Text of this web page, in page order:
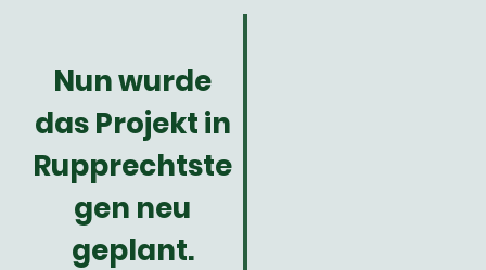
Nun wurde
das Projekt in
Rupprechtste
gen neu
geplant.